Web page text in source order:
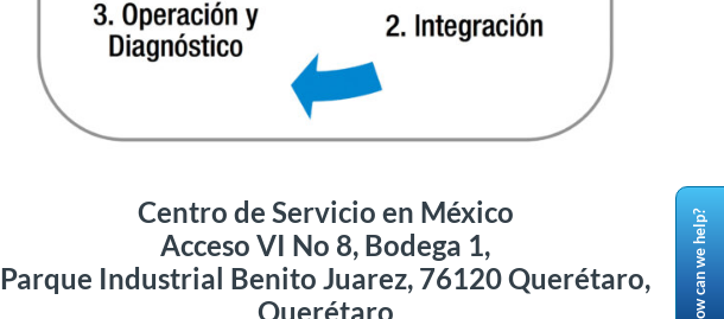
Centro de Servicio en México
Acceso VI No 8, Bodega 1,
Parque Industrial Benito Juarez, 76120 Querétaro,
Querétaro
How can we help?